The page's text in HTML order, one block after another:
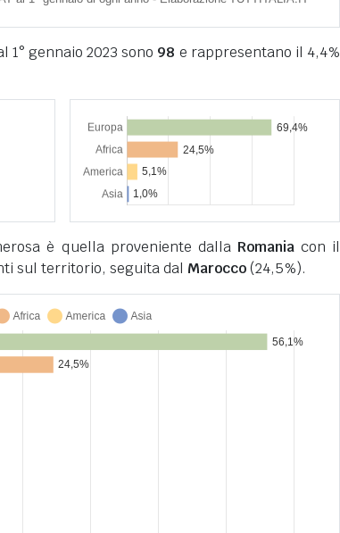
gennaio 2023 sono 98 e rappresentano il 4,4%
è quella proveniente dalla Romaniacon il
sul territorio, seguita dal Marocco(24,5%).